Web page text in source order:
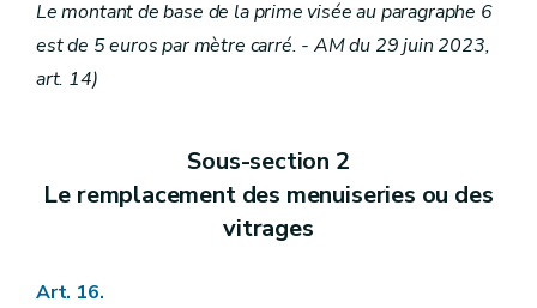
Le montant de base de la prime visée au paragraphe 6
est de 5 euros par mètre carré. - AM du 29 juin 2023,
art. 14)
Sous-section 2
Le remplacement des menuiseries ou des
vitrages
Art. 16.